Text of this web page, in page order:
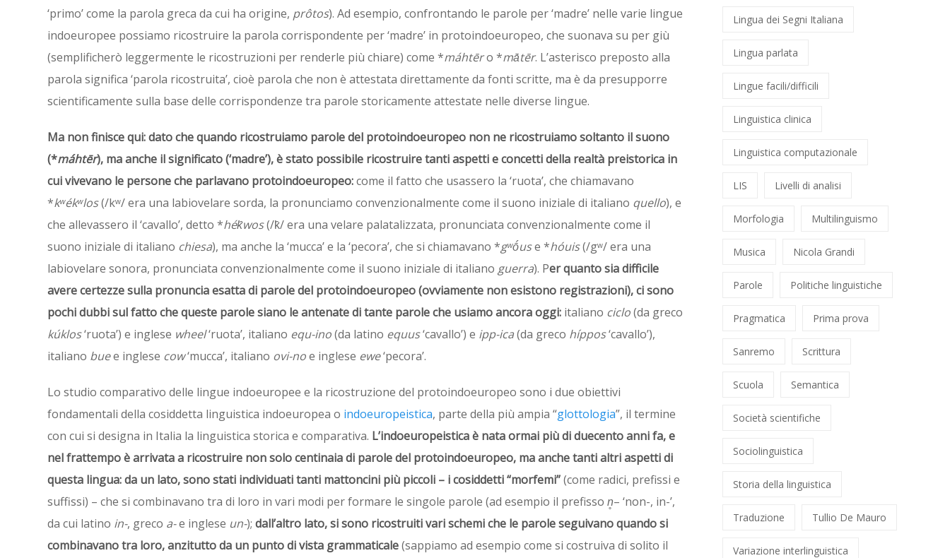
‘primo’ come la parola greca da cui ha origine, prôtos). Ad esempio, confrontando le parole per ‘madre’ nelle varie lingue
indoeuropee possiamo ricostruire la parola corrispondente per ‘madre’ in protoindoeuropeo, che suonava su per giù
(semplificherò leggermente le ricostruzioni per renderle più chiare) come *máhtēro *mā́tēr. L’asterisco preposto alla
parola significa ‘parola ricostruita’, cioè parola che non è attestata direttamente da fonti scritte, ma è da presupporre
scientificamente sulla base delle corrispondenze tra parole storicamente attestate nelle diverse lingue.
Ma non finisce qui: dato che quando ricostruiamo parole del protoindoeuropeo non ne ricostruiamo soltanto il suono
(*máhtēr), ma anche il significato (‘madre’), è stato possibile ricostruire tanti aspetti e concetti della realtà preistorica in
cui vivevano le persone che parlavano protoindoeuropeo:come il fatto che usassero la ‘ruota’, che chiamavano
*kʷékʷlos(/kʷ/ era una labiovelare sorda, la pronunciamo convenzionalmente come il suono iniziale di italiano quello), e
che allevassero il ‘cavallo’, detto *hék̑wos(/k̑/ era una velare palatalizzata, pronunciata convenzionalmente come il
suono iniziale di italiano chiesa), ma anche la ‘mucca’ e la ‘pecora’, che si chiamavano *gʷṓuse *hóuis(/gʷ/ era una
labiovelare sonora, pronunciata convenzionalmente come il suono iniziale di italiano guerra). Per quanto sia difficile
avere certezze sulla pronuncia esatta di parole del protoindoeuropeo (ovviamente non esistono registrazioni), ci sono
pochi dubbi sul fatto che queste parole siano le antenate di tante parole che usiamo ancora oggi: italiano ciclo(da greco
kúklos‘ruota’) e inglese wheel‘ruota’, italiano equ-ino(da latino equus‘cavallo’) e ipp-ica(da greco híppos‘cavallo’),
italiano buee inglese cow‘mucca’, italiano ovi-noe inglese ewe‘pecora’.
Lo studio comparativo delle lingue indoeuropee e la ricostruzione del protoindoeuropeo sono i due obiettivi
fondamentali della cosiddetta linguistica indoeuropea o indoeuropeistica, parte della più ampia “glottologia”, il termine
con cui si designa in Italia la linguistica storica e comparativa. L’indoeuropeistica è nata ormai più di duecento anni fa, e
nel frattempo è arrivata a ricostruire non solo centinaia di parole del protoindoeuropeo, ma anche tanti altri aspetti di
questa lingua: da un lato, sono stati individuati tanti mattoncini più piccoli – i cosiddetti “morfemi”(come radici, prefissi e
suffissi) – che si combinavano tra di loro in vari modi per formare le singole parole (ad esempio il prefisso n̥– ‘non-, in-’,
da cui latino in-, greco a-e inglese un-); dall’altro lato, si sono ricostruiti vari schemi che le parole seguivano quando si
combinavano tra loro, anzitutto da un punto di vista grammaticale(sappiamo ad esempio come si costruiva di solito il
Lingua dei Segni Italiana
Lingua parlata
Lingue facili/difficili
Linguistica clinica
Linguistica computazionale
LIS Livelli di analisi
Morfologia Multilinguismo
Musica Nicola Grandi
Parole Politiche linguistiche
Pragmatica Prima prova
Sanremo Scrittura
Scuola Semantica
Società scientifiche
Sociolinguistica
Storia della linguistica
Traduzione Tullio De Mauro
Variazione interlinguistica